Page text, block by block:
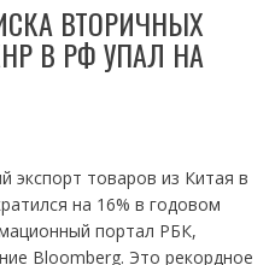
ВТОРИЧНЫХ
В РФ УПАЛ НА
экспорт товаров из Китая в
на 16% в годовом
портал РБК,
Bloomberg. Это рекордное